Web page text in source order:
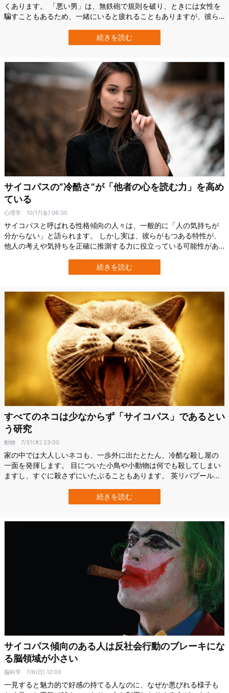
くあります。 「悪い男」は、無鉄砲で規則を破り、ときには女性を
騙すこともあるため、一緒にいると疲れることもありますが、彼ら
くれる平穏で安定した男性に惹かれる方が合理的なはずです。 では
なぜ、厄介な男性には抗いがたい魅力を感じてしまうのでしょう？
続きを読む
サイコパスの”冷酷さ”が「他者の心を読む力」を高め
ている
心理学 10/17(金) 06:30
サイコパスと呼ばれる性格傾向の人々は、一般的に「人の気持ちが
分からない」と語られます。 しかし実は、彼らがもつある特性が、
他人の考えや気持ちを正確に推測する力に役立っている可能性があ
究チームは、成人を対象にサイコパス傾向と他者の心を推測する力
（心の理論）との関係を詳しく調べました。 その結果、サイコパス
続きを読む
すべてのネコは少なからず「サイコパス」であるとい
う研究
動物 7/31(木) 23:00
家の中では大人しいネコも、一歩外に出たとたん、冷酷な殺し屋の
一面を発揮します。 目についた小鳥や小動物は何でも殺してしまい
ますし、すぐに殺さずにいたぶることもあります。 英リバプール大
（LJMU）による2021年の研究で、すべてのネコは少なからず何ら
かのサイコパス的傾向を持っている可能性が示されました。 しか
続きを読む
サイコパス傾向のある人は反社会行動のブレーキにな
る脳領域が小さい
脳科学 7/6(日) 12:00
一見すると魅力的で好感の持てる人なのに、なぜか悪びれる様子も